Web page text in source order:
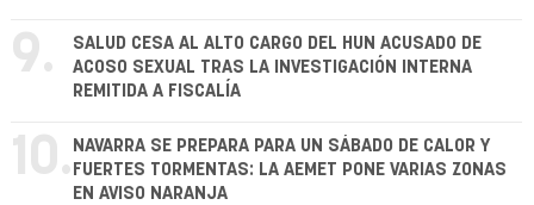
9.
SALUD CESA AL ALTO CARGO DEL HUN ACUSADO DE
ACOSO SEXUAL TRAS LA INVESTIGACIÓN INTERNA
REMITIDA A FISCALÍA
10. NAVARRA SE PREPARA PARA UN SÁBADO DE CALOR Y
FUERTES TORMENTAS: LA AEMET PONE VARIAS ZONAS
EN AVISO NARANJA